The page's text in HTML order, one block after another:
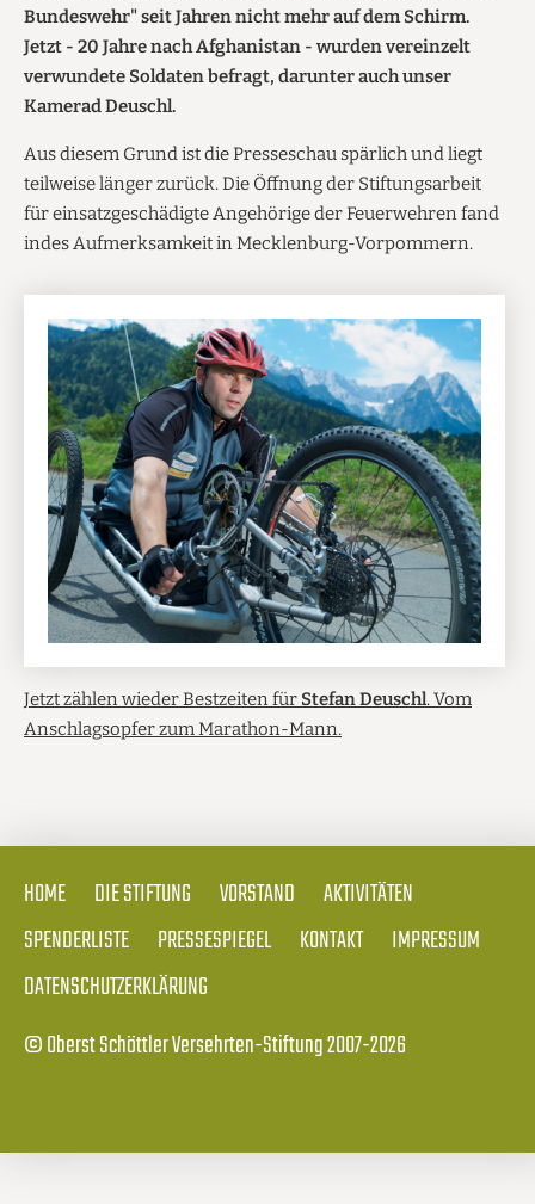
Bundeswehr" seit Jahren nicht mehr auf dem Schirm.
Jetzt - 20 Jahre nach Afghanistan - wurden vereinzelt
verwundete Soldaten befragt, darunter auch unser
Kamerad Deuschl.
Aus diesem Grund ist die Presseschau spärlich und liegt
teilweise länger zurück. Die Öffnung der Stiftungsarbeit
für einsatzgeschädigte Angehörige der Feuerwehren fand
indes Aufmerksamkeit in Mecklenburg-Vorpommern.
Jetzt zählen wieder Bestzeiten für Stefan Deuschl. Vom
Anschlagsopfer zum Marathon-Mann.
HOME DIE STIFTUNG VORSTAND
AKTIVITÄTEN
SPENDERLISTE
PRESSESPIEGEL KONTAKT
IMPRESSUM
DATENSCHUTZERKLÄRUNG
© Oberst Schöttler Versehrten-Stiftung 2007-2026